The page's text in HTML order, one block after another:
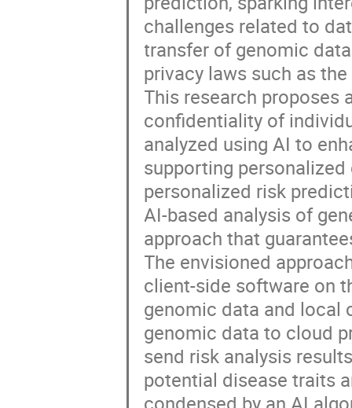
challenges related to
transfer of genomic
privacy laws such as
This research proposes
confidentiality of
analyzed using AI to
supporting
personalized risk
AI-based analysis of
approach that
The envisioned
client-side software on
genomic data and local
genomic data to cloud
send risk analysis
potential disease traits